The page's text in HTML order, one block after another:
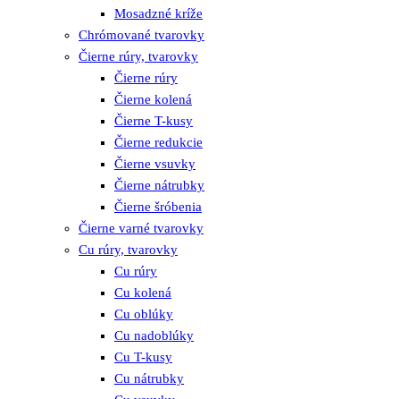
Mosadzné kríže
Chrómované tvarovky
Čierne rúry, tvarovky
Čierne rúry
Čierne kolená
Čierne T-kusy
Čierne redukcie
Čierne vsuvky
Čierne nátrubky
Čierne šróbenia
Čierne varné tvarovky
Cu rúry, tvarovky
Cu rúry
Cu kolená
Cu oblúky
Cu nadoblúky
Cu T-kusy
Cu nátrubky